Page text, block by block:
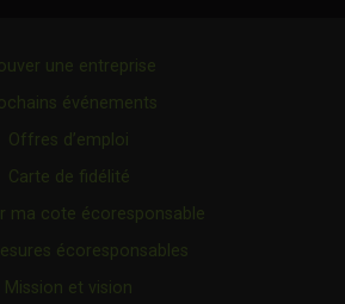
une entreprise
événements
Offres d’emploi
Carte de fidélité
ma cote écoresponsable
écoresponsables
Mission et vision